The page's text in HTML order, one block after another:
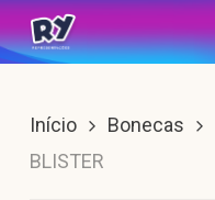
Skip
to
content
Início Bonecas
BLISTER